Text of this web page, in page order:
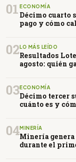
01 ECONOMÍA
Décimo cuarto
pago y cómo
02 LO MÁS LEÍDO
Resultados
agosto: quién
03ECONOMÍA
Décimo tercer
cuánto es y
04MINERÍA
Minería genera
durante el